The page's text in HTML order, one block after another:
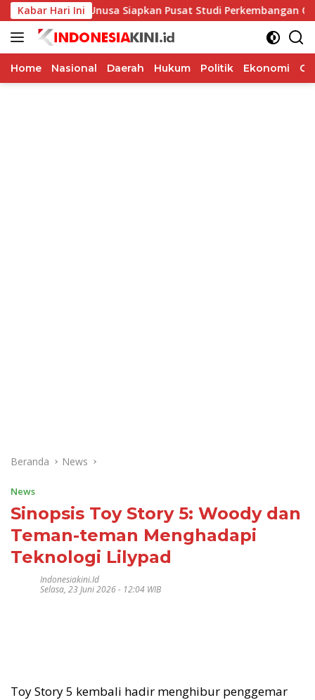
Langsung
ke
konten
Kabar Hari Ini
Unusa Siapkan Pusat Studi Perkembangan Otak Sejak
Home Nasional Daerah Hukum Politik Ekonomi
Beranda News
News
Sinopsis Toy Story 5: Woody dan
Teman-teman Menghadapi
Teknologi Lilypad
Indonesiakini.id
Selasa, 23 Juni 2026 - 12:04 WIB
Toy Story 5 kembali hadir menghibur penggemar